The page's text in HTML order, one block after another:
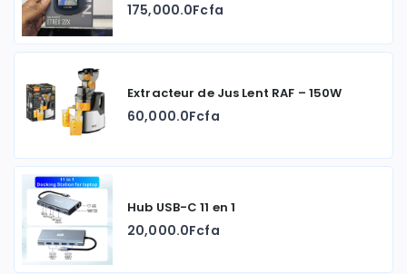
175,000.0Fcfa
Extracteur de Jus Lent RAF – 150W
60,000.0Fcfa
Hub USB-C 11 en 1
20,000.0Fcfa